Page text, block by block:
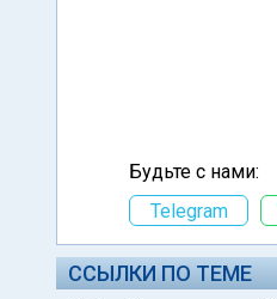
Будьте с нами:
Telegram
ССЫЛКИ ПО ТЕМЕ